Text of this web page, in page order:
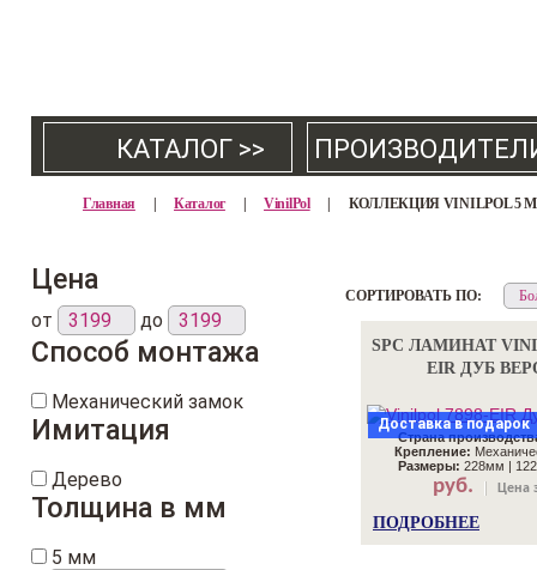
КАТАЛОГ >>
Главная | Каталог | VinilPol | КОЛЛЕКЦИЯ VINILPOL 5
СОРТИРОВАТЬ ПО:
SPC ЛАМИНАТ
EIR ДУБ
Доставка в подарок
Страна
Крепление:
Размеры: 228мм |
руб. Цена
ПОДРОБНЕЕ
Цена
от до
Способ монтажа
Механический замок
Имитация
Дерево
Толщина в мм
5 мм